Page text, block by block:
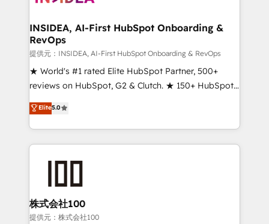
INSIDEA, AI-First HubSpot Onboarding &
RevOps
提供元：INSIDEA, AI-First HubSpot Onboarding & RevOps
★ World's #1 rated Elite HubSpot Partner, 500+
reviews on HubSpot, G2 & Clutch. ★ 150+ HubSpot
Certified Experts & Trainers across the team ★
1,500+ implementations across five continents ★ AI-
First, RevOps-led, Onboarding obsessed ★
Company of the Year 2024/25 INSIDEA helps
and build AI-powered workflows that drive adoption
from week one, in your time zone. What we do ➤
Onboarding: Live in weeks, with workflows built
Elite5.0
株式会社100
提供元：株式会社100